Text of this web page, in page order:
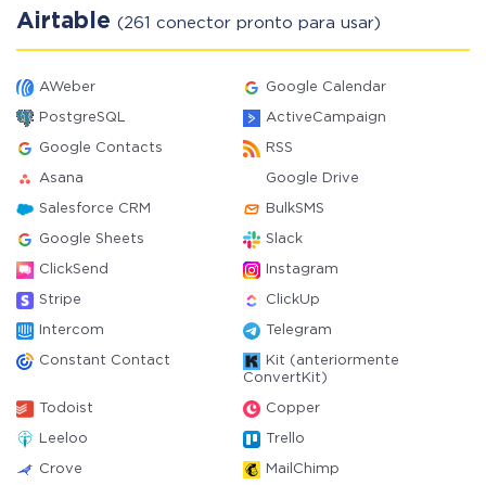
Airtable (261 conector pronto para usar)
AWeber Google Calendar
PostgreSQL ActiveCampaign
Google Contacts RSS
Asana Google Drive
Salesforce CRM BulkSMS
Google Sheets Slack
ClickSend Instagram
Stripe ClickUp
Intercom Telegram
Constant Contact
Kit (anteriormente
ConvertKit)
Todoist Copper
Leeloo Trello
Crove MailChimp